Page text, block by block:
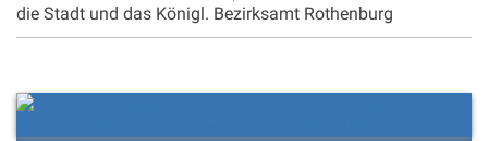
die Stadt und das Königl. Bezirksamt Rothenburg